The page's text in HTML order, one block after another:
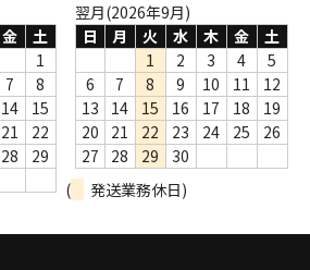
金
土
1
7
8
14
15
21
22
28
29
翌月(2026年9月)
日
月 火 水 木 金
土
1
2 3 4
5
6
7 8 9 10 11
12
13
14 15 16 17 18
19
20
21 22 23 24 25
26
27
28 29
30
(
発送業務休日)